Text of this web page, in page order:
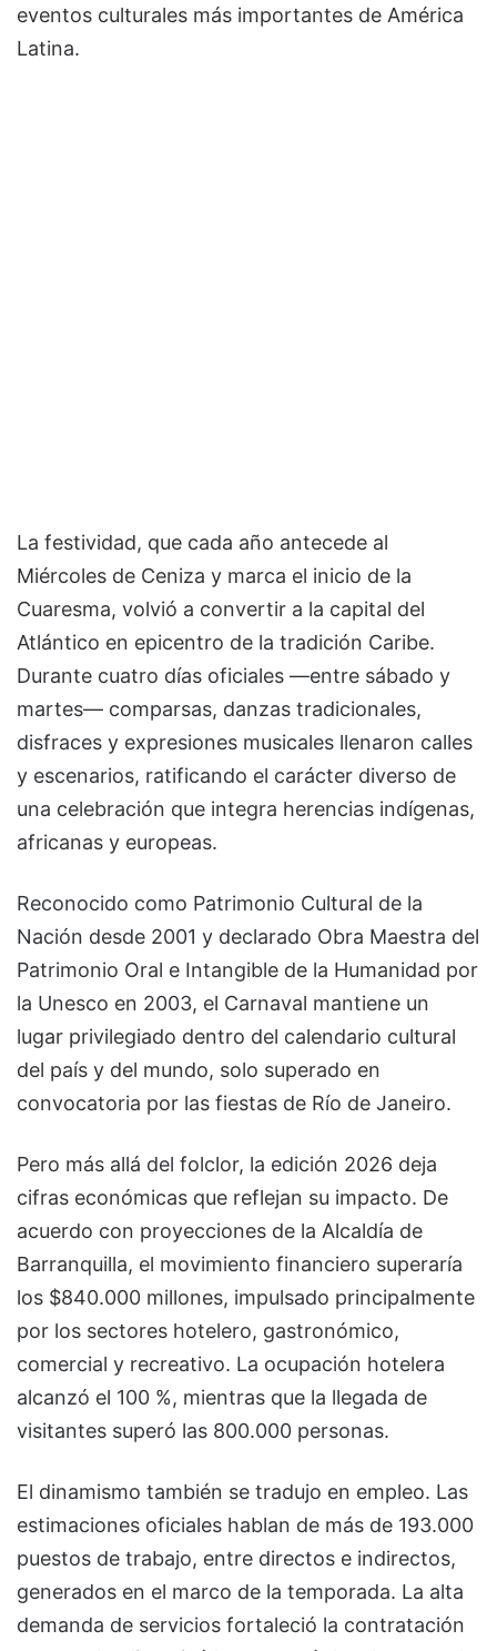
eventos culturales más importantes de América
Latina.
La festividad, que cada año antecede al
Miércoles de Ceniza y marca el inicio de la
Cuaresma, volvió a convertir a la capital del
Atlántico en epicentro de la tradición Caribe.
Durante cuatro días oficiales —entre sábado y
martes— comparsas, danzas tradicionales,
disfraces y expresiones musicales llenaron calles
y escenarios, ratificando el carácter diverso de
una celebración que integra herencias indígenas,
africanas y europeas.
Reconocido como Patrimonio Cultural de la
Nación desde 2001 y declarado Obra Maestra del
Patrimonio Oral e Intangible de la Humanidad por
la Unesco en 2003, el Carnaval mantiene un
lugar privilegiado dentro del calendario cultural
del país y del mundo, solo superado en
convocatoria por las fiestas de Río de Janeiro.
Pero más allá del folclor, la edición 2026 deja
cifras económicas que reflejan su impacto. De
acuerdo con proyecciones de la Alcaldía de
Barranquilla, el movimiento financiero superaría
los $840.000 millones, impulsado principalmente
por los sectores hotelero, gastronómico,
comercial y recreativo. La ocupación hotelera
alcanzó el 100 %, mientras que la llegada de
visitantes superó las 800.000 personas.
El dinamismo también se tradujo en empleo. Las
estimaciones oficiales hablan de más de 193.000
puestos de trabajo, entre directos e indirectos,
generados en el marco de la temporada. La alta
demanda de servicios fortaleció la contratación